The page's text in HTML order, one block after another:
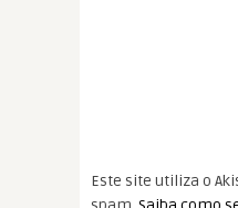
Este site utiliza o